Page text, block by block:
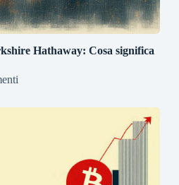
Hathaway: Cosa significa